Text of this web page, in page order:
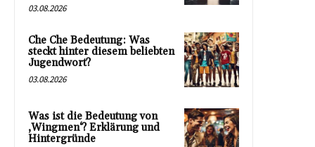
03.08.2026
Che Che Bedeutung: Was
steckt hinter diesem beliebten
Jugendwort?
03.08.2026
Was ist die Bedeutung von
‚Wingmen‘? Erklärung und
Hintergründe